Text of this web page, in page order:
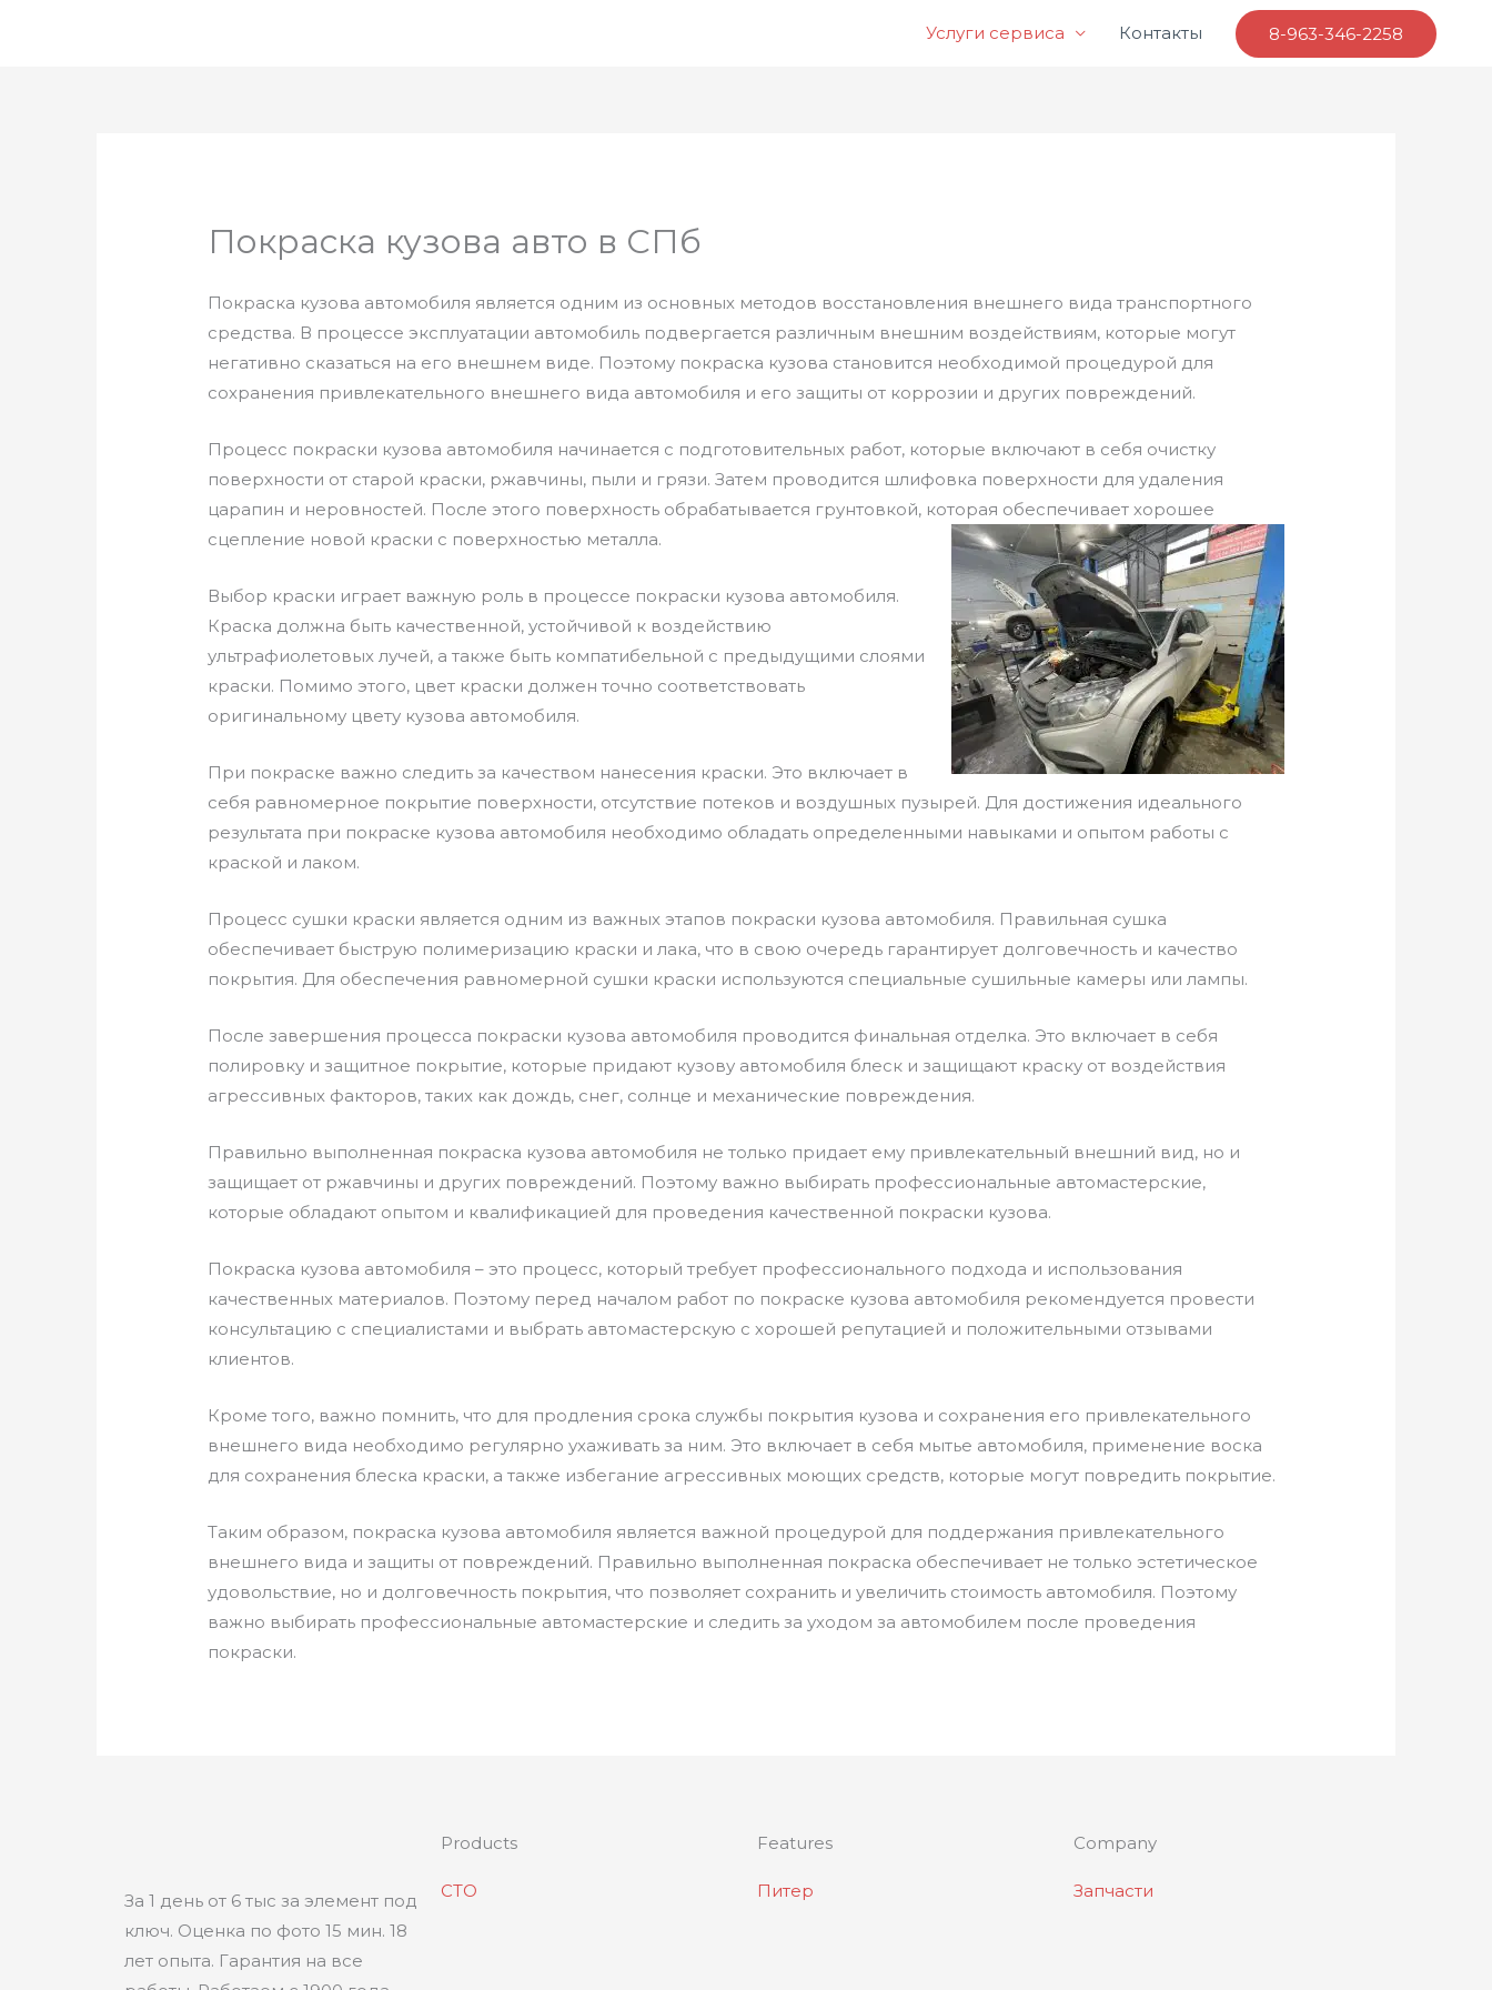
Услуги сервиса Контакты 8-963-346-2258
Покраска кузова авто в СПб
Покраска кузова автомобиля является одним из основных методов восстановления внешнего вида транспортного
средства. В процессе эксплуатации автомобиль подвергается различным внешним воздействиям, которые могут
негативно сказаться на его внешнем виде. Поэтому покраска кузова становится необходимой процедурой для
сохранения привлекательного внешнего вида автомобиля и его защиты от коррозии и других повреждений.
Процесс покраски кузова автомобиля начинается с подготовительных работ, которые включают в себя очистку
поверхности от старой краски, ржавчины, пыли и грязи. Затем проводится шлифовка поверхности для удаления
царапин и неровностей. После этого поверхность обрабатывается грунтовкой, которая обеспечивает хорошее
сцепление новой краски с поверхностью металла.
Выбор краски играет важную роль в процессе покраски кузова автомобиля.
Краска должна быть качественной, устойчивой к воздействию
ультрафиолетовых лучей, а также быть компатибельной с предыдущими слоями
краски. Помимо этого, цвет краски должен точно соответствовать
оригинальному цвету кузова автомобиля.
При покраске важно следить за качеством нанесения краски. Это включает в
себя равномерное покрытие поверхности, отсутствие потеков и воздушных пузырей. Для достижения идеального
результата при покраске кузова автомобиля необходимо обладать определенными навыками и опытом работы с
краской и лаком.
Процесс сушки краски является одним из важных этапов покраски кузова автомобиля. Правильная сушка
обеспечивает быструю полимеризацию краски и лака, что в свою очередь гарантирует долговечность и качество
покрытия. Для обеспечения равномерной сушки краски используются специальные сушильные камеры или лампы.
После завершения процесса покраски кузова автомобиля проводится финальная отделка. Это включает в себя
полировку и защитное покрытие, которые придают кузову автомобиля блеск и защищают краску от воздействия
агрессивных факторов, таких как дождь, снег, солнце и механические повреждения.
Правильно выполненная покраска кузова автомобиля не только придает ему привлекательный внешний вид, но и
защищает от ржавчины и других повреждений. Поэтому важно выбирать профессиональные автомастерские,
которые обладают опытом и квалификацией для проведения качественной покраски кузова.
Покраска кузова автомобиля – это процесс, который требует профессионального подхода и использования
качественных материалов. Поэтому перед началом работ по покраске кузова автомобиля рекомендуется провести
консультацию с специалистами и выбрать автомастерскую с хорошей репутацией и положительными отзывами
клиентов.
Кроме того, важно помнить, что для продления срока службы покрытия кузова и сохранения его привлекательного
внешнего вида необходимо регулярно ухаживать за ним. Это включает в себя мытье автомобиля, применение воска
для сохранения блеска краски, а также избегание агрессивных моющих средств, которые могут повредить покрытие.
Таким образом, покраска кузова автомобиля является важной процедурой для поддержания привлекательного
внешнего вида и защиты от повреждений. Правильно выполненная покраска обеспечивает не только эстетическое
удовольствие, но и долговечность покрытия, что позволяет сохранить и увеличить стоимость автомобиля. Поэтому
важно выбирать профессиональные автомастерские и следить за уходом за автомобилем после проведения
покраски.
За 1 день от 6 тыс за элемент под
ключ. Оценка по фото 15 мин. 18
лет опыта. Гарантия на все
Products
СТО
Features
Питер
Company
Запчасти